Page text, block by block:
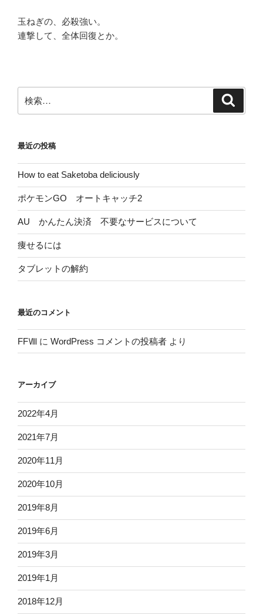
玉ねぎの、必殺強い。
連撃して、全体回復とか。
索:
最近の投稿
How to eat Saketoba deliciously
ポケモンGO オートキャッチ2
AU かんたん決済 不要なサービスについて
痩せるには
タブレットの解約
最近のコメント
FFⅧ に WordPress コメントの投稿者 より
アーカイブ
2022年4月
2021年7月
2020年11月
2020年10月
2019年8月
2019年6月
2019年3月
2019年1月
2018年12月